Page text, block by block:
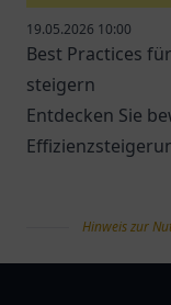
19.05.2026 10:00
Best Practices
steigern
Entdecken Sie
Hinweis zur